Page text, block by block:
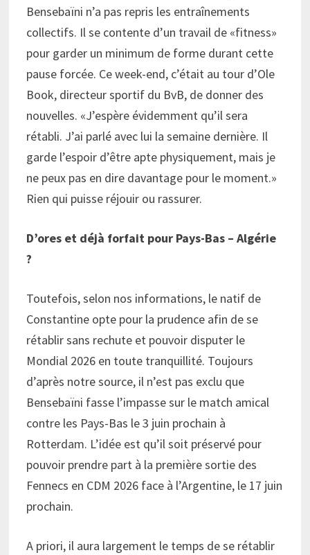
Bensebaïni n’a pas repris les entraînements
collectifs. Il se contente d’un travail de «fitness»
pour garder un minimum de forme durant cette
pause forcée. Ce week-end, c’était au tour d’Ole
Book, directeur sportif du BvB, de donner des
nouvelles. «J’espère évidemment qu’il sera
rétabli. J’ai parlé avec lui la semaine dernière. Il
garde l’espoir d’être apte physiquement, mais je
ne peux pas en dire davantage pour le moment.»
Rien qui puisse réjouir ou rassurer.
D’ores et déjà forfait pour Pays-Bas – Algérie
?
Toutefois, selon nos informations, le natif de
Constantine opte pour la prudence afin de se
rétablir sans rechute et pouvoir disputer le
Mondial 2026 en toute tranquillité. Toujours
d’après notre source, il n’est pas exclu que
Bensebaïni fasse l’impasse sur le match amical
contre les Pays-Bas le 3 juin prochain à
Rotterdam. L’idée est qu’il soit préservé pour
pouvoir prendre part à la première sortie des
Fennecs en CDM 2026 face à l’Argentine, le 17 juin
prochain.
A priori, il aura largement le temps de se rétablir